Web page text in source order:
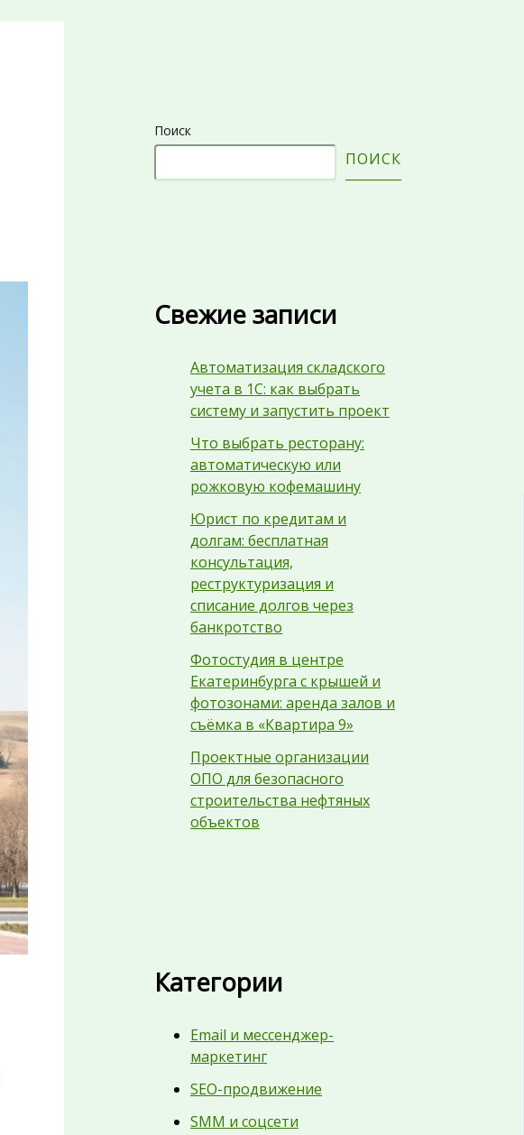
Поиск
ПОИСК
Свежие записи
Автоматизация складского
учета в 1С: как выбрать
систему и запустить проект
Что выбрать ресторану:
автоматическую или
рожковую кофемашину
Юрист по кредитам и
долгам: бесплатная
консультация,
реструктуризация и
списание долгов через
банкротство
Фотостудия в центре
Екатеринбурга с крышей и
фотозонами: аренда залов и
съёмка в «Квартира 9»
Проектные организации
ОПО для безопасного
строительства нефтяных
объектов
Категории
Email и мессенджер-
маркетинг
SEO-продвижение
SMM и соцсети